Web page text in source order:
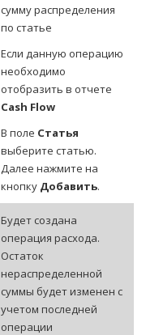
сумму распределения
по статье
Если данную операцию
необходимо
отобразить в отчете
Cash Flow
В поле Статья
выберите статью.
Далее нажмите на
кнопку Добавить.
Будет создана
операция расхода.
Остаток
нераспределенной
суммы будет изменен с
учетом последней
операции